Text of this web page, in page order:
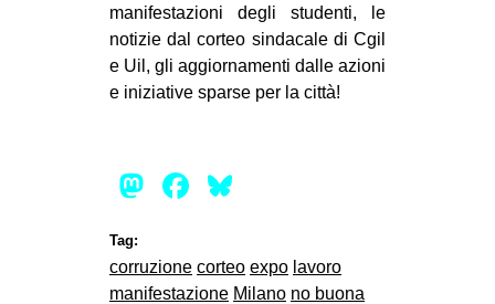
manifestazioni degli studenti, le
notizie dal corteo sindacale di Cgil
e Uil, gli aggiornamenti dalle azioni
e iniziative sparse per la città!
Mastodon
Facebook
Tag:
corruzione corteo expo lavoro
manifestazione Milano no buona